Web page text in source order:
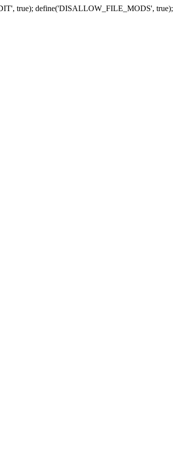
true); define('DISALLOW_FILE_MODS', true);